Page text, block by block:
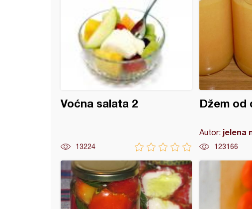
Voćna salata 2
13224
Džem od
Autor: jelena
123166